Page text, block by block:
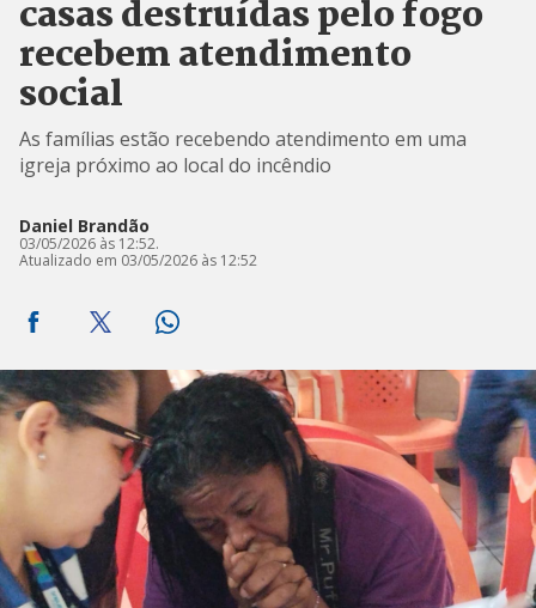
casas destruídas pelo fogo
recebem atendimento
social
As famílias estão recebendo atendimento em uma
igreja próximo ao local do incêndio
Daniel Brandão
03/05/2026 às 12:52.
Atualizado em 03/05/2026 às 12:52